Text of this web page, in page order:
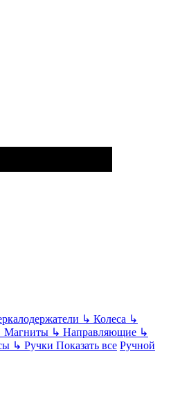
↳ Колеса ↳
Магниты ↳ Направляющие ↳
↳ Ручки Показать все Ручной